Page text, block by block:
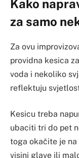
Kako
za samo
Za ovu
providna kesica
voda i nekoliko
reflektuju
Kesicu treba
ubaciti tri do pet
toga okačite je
visini glave ili